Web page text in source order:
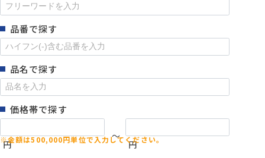
品番で探す
品名で探す
価格帯で探す
円
～
円